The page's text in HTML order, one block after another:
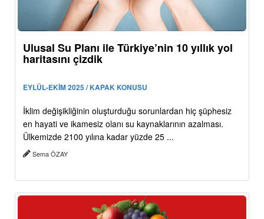
Ulusal Su Planı ile Türkiye’nin 10 yıllık yol
haritasını çizdik
EYLÜL-EKİM 2025 / KAPAK KONUSU
İklim değişikliğinin oluşturduğu sorunlardan hiç şüphesiz
en hayati ve ikamesiz olanı su kaynaklarının azalması.
Ülkemizde 2100 yılına kadar yüzde 25 ...
Sema ÖZAY